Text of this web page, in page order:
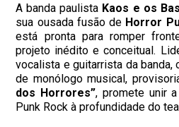
A banda paulista Kaos e os
sua ousada fusão de Horror
está pronta para romper
projeto inédito e conceitual.
vocalista e guitarrista da
de monólogo musical,
dos Horrores”, promete unir
Punk Rock à profundidade do